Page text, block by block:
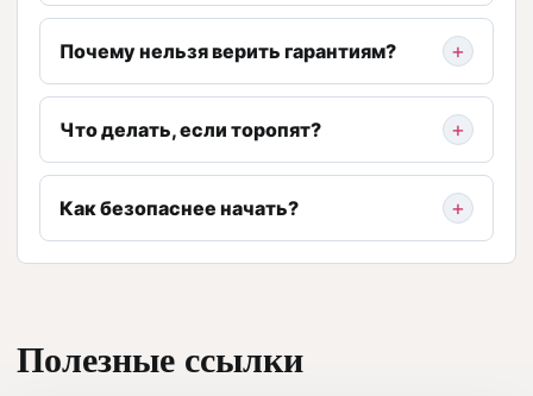
Почему нельзя верить гарантиям?
Что делать, если торопят?
Как безопаснее начать?
Полезные ссылки